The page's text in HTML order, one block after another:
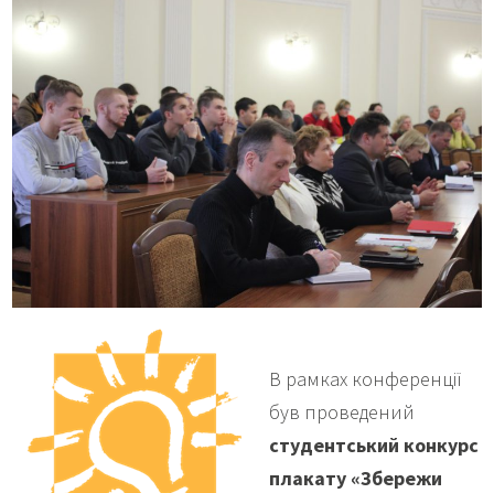
В рамках конференції
був проведений
студентський конкурс
плакату «Збережи